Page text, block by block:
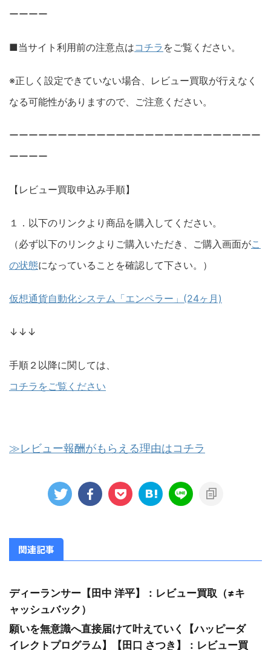
ーーーー
■当サイト利用前の注意点はコチラ をご覧ください。
※正しく設定できていない場合、レビュー買取が行えなく
なる可能性がありますので、ご注意ください。
ーーーーーーーーーーーーーーーーーーーーーーーーーー
ーーーー
【レビュー買取申込み手順】
１．以下のリンクより商品を購入してください。
（必ず以下のリンクよりご購入いただき、ご購入画面がこ
の状態になっていることを確認して下さい。）
仮想通貨自動化システム「エンペラー」(24ヶ月)
↓↓↓
手順２以降に関しては、
コチラをご覧ください
≫レビュー報酬がもらえる理由はコチラ
関連記事
ディーランサー【田中 洋平】：レビュー買取（≠キ
ャッシュバック）
願いを無意識へ直接届けて叶えていく【ハッピーダ
イレクトプログラム】【田口 さつき】：レビュー買